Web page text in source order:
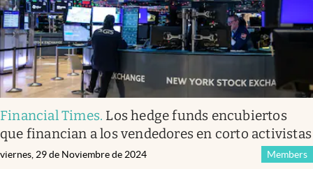
Mediakit
abre en nueva pestaña
Argentina
Financial Times. Los hedge funds encubiertos
que financian a los vendedores en corto activistas
Members
viernes, 29 de Noviembre de 2024